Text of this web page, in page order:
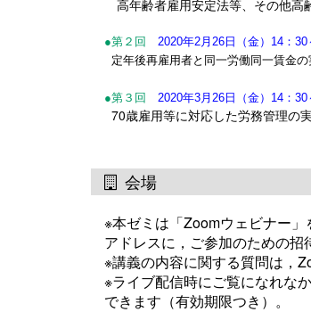
高年齢者雇用安定法等、その他高
●第２回 2020年2月26日（金） 14：30
定年後再雇用者と同一労働同一賃金
●第３回 2020年3月26日（金） 14：30
70歳雇用等に対応した労務管理の
会場
※本ゼミは「Zoomウェビナー
アドレスに，ご参加のための招
※講義の内容に関する質問は，
※ライブ配信時にご覧になれな
できます（有効期限つき）。